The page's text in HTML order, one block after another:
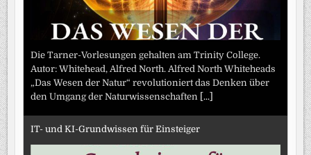
Die Tarner-Vorlesungen gehalten am Trinity College.
Autor: Whitehead, Alfred North. Alfred North Whiteheads
„Das Wesen der Natur“ revolutioniert das Denken über
den Umgang der Naturwissenschaften [...]
IT- und KI-Grundwissen für Einsteiger